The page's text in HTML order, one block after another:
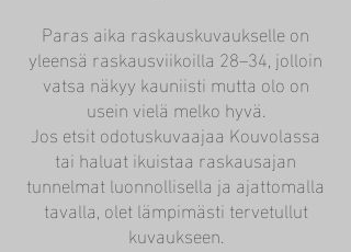
Paras aika raskauskuvaukselle on
yleensä raskausviikoilla 28–34, jolloin
vatsa näkyy kauniisti mutta olo on
usein vielä melko hyvä.
Jos etsit odotuskuvaajaa Kouvolassa
tai haluat ikuistaa raskausajan
tunnelmat luonnollisella ja ajattomalla
tavalla, olet lämpimästi tervetullut
kuvaukseen.